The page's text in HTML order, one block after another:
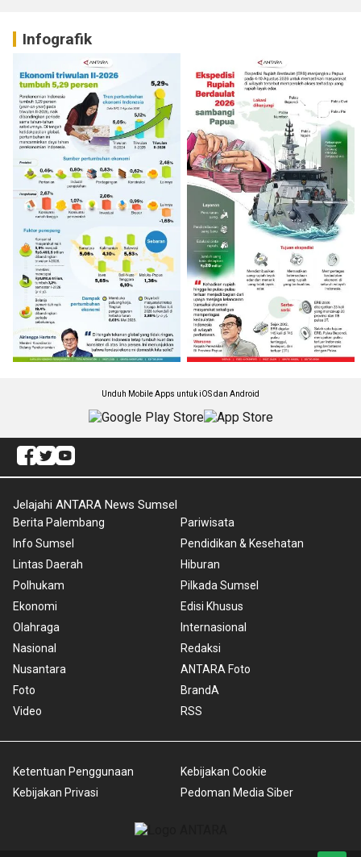
Infografik
Unduh Mobile Apps untuk iOS dan Android
Jelajahi ANTARA News Sumsel
Berita Palembang
Info Sumsel
Lintas Daerah
Polhukam
Ekonomi
Olahraga
Nasional
Nusantara
Foto
Video
Pariwisata
Pendidikan & Kesehatan
Hiburan
Pilkada Sumsel
Edisi Khusus
Internasional
Redaksi
ANTARA Foto
BrandA
RSS
Ketentuan Penggunaan
Kebijakan Privasi
Kebijakan Cookie
Pedoman Media Siber